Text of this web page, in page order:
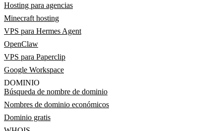
Hosting para agencias
Minecraft hosting
VPS para Hermes Agent
OpenClaw
VPS para Paperclip
Google Workspace
DOMINIO
Búsqueda de nombre de dominio
Nombres de dominio económicos
Dominio gratis